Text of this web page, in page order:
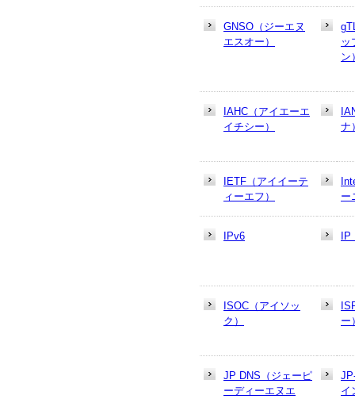
GNSO（ジーエヌ
エスオー）
ッ
ン
IAHC（アイエーエ
イチシー）
ナ
IETF（アイイーテ
ィーエフ）
ー
IPv6
ISOC（アイソッ
ク）
ー
JP DNS（ジェーピ
ーディーエヌエ
イ